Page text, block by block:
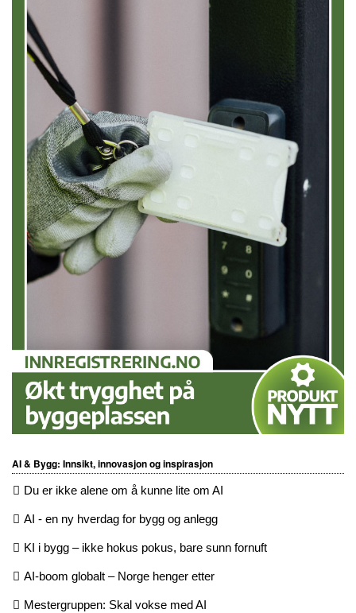
AI & Bygg: Innsikt, innovasjon og inspirasjon
Du er ikke alene om å kunne lite om AI
AI - en ny hverdag for bygg og anlegg
KI i bygg – ikke hokus pokus, bare sunn fornuft
AI-boom globalt – Norge henger etter
Mestergruppen: Skal vokse med AI